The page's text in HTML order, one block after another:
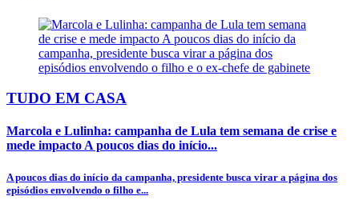
TUDO EM CASA
Marcola e Lulinha: campanha de Lula tem semana de crise e
mede impacto A poucos dias do início...
A poucos dias do início da campanha, presidente busca virar a página dos
episódios envolvendo o filho e...